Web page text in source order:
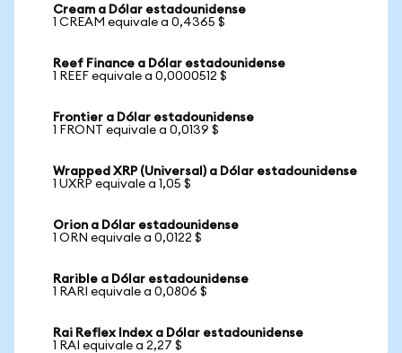
Cream a Dólar estadounidense
1 CREAM equivale a 0,4365 $
Reef Finance a Dólar estadounidense
1 REEF equivale a 0,0000512 $
Frontier a Dólar estadounidense
1 FRONT equivale a 0,0139 $
Wrapped XRP (Universal) a Dólar estadounidense
1 UXRP equivale a 1,05 $
Orion a Dólar estadounidense
1 ORN equivale a 0,0122 $
Rarible a Dólar estadounidense
1 RARI equivale a 0,0806 $
Rai Reflex Index a Dólar estadounidense
1 RAI equivale a 2,27 $